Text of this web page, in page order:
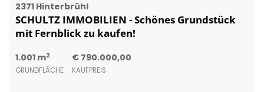
2371 Hinterbrühl
SCHULTZ IMMOBILIEN - Schönes Grundstück
mit Fernblick zu kaufen!
1.001 m2
GRUNDFLÄCHE
€ 790.000,00
KAUFPREIS